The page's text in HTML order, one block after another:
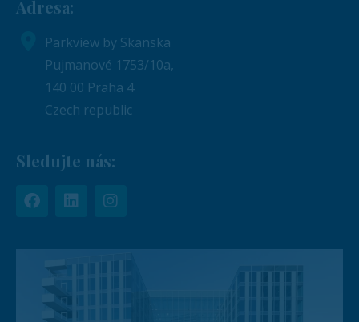
Adresa:
Parkview by Skanska
Pujmanové 1753/10a,
140 00 Praha 4
Czech republic
Sledujte nás: